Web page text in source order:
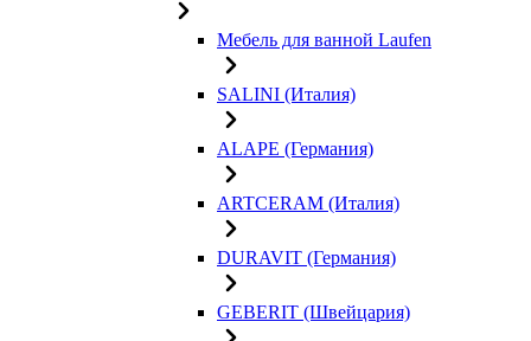
Мебель для ванной Laufen
SALINI (Италия)
ALAPE (Германия)
ARTCERAM (Италия)
DURAVIT (Германия)
GEBERIT (Швейцария)